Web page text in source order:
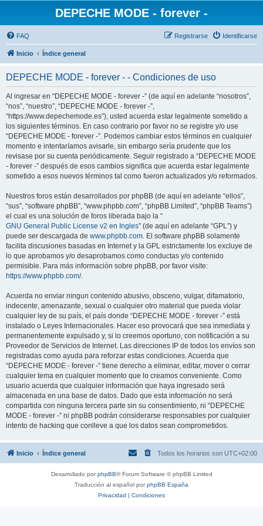
DEPECHE MODE - forever -
FAQ Identificarse
Registrarse
Inicio Índice general
DEPECHE MODE - forever - - Condiciones de uso
Al ingresar en “DEPECHE MODE - forever -” (de aquí en adelante “nosotros”,
“nos”, “nuestro”, “DEPECHE MODE - forever -”,
“https://www.depechemode.es”), usted acuerda estar legalmente sometido a
los siguientes términos. En caso contrario por favor no se registre y/o use
“DEPECHE MODE - forever -”. Podemos cambiar estos términos en cualquier
momento e intentaríamos avisarle, sin embargo sería prudente que los
revisase por su cuenta periódicamente. Seguir registrado a “DEPECHE MODE
- forever -” después de esos cambios significa que acuerda estar legalmente
sometido a esos nuevos términos tal como fueron actualizados y/o reformados.
Nuestros foros están desarrollados por phpBB (de aquí en adelante “ellos”,
“sus”, “software phpBB”, “www.phpbb.com”, “phpBB Limited”, “phpBB Teams”)
el cual es una solución de foros liberada bajo la “
GNU General Public License v2 en Ingles” (de aquí en adelante “GPL”) y
puede ser descargada de www.phpbb.com. El software phpBB solamente
facilita discusiones basadas en Internet y la GPL estrictamente los excluye de
lo que aprobamos y/o desaprobamos como conductas y/o contenido
permisible. Para más información sobre phpBB, por favor visite:
https://www.phpbb.com/.
Acuerda no enviar ningun contenido abusivo, obsceno, vulgar, difamatorio,
indecente, amenazante, sexual o cualquier otro material que pueda violar
cualquier ley de su país, el país donde “DEPECHE MODE - forever -” está
instalado o Leyes Internacionales. Hacer eso provocará que sea inmediata y
permanentemente expulsado y, si lo creemos oportuno, con notificación a su
Proveedor de Servicios de Internet. Las direcciones IP de todos los envíos son
registradas como ayuda para reforzar estas condiciones. Acuerda que
“DEPECHE MODE - forever -” tiene derecho a eliminar, editar, mover o cerrar
cualquier tema en cualquier momento que lo creamos conveniente. Como
usuario acuerda que cualquier información que haya ingresado será
almacenada en una base de datos. Dado que esta información no será
compartida con ninguna tercera parte sin su consentimiento, ni “DEPECHE
MODE - forever -” ni phpBB podrán considerarse responsables por cualquier
intento de hacking que conlleve a que los datos sean comprometidos.
Inicio Índice general Todos los horarios son UTC+02:00
Desarrollado porphpBB® Forum Software © phpBB Limited
Traducción al español porphpBB España
Privacidad | Condiciones